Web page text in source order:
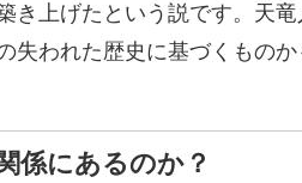
き上げたという説です。天
われた歴史に基づくものか
係にあるのか？